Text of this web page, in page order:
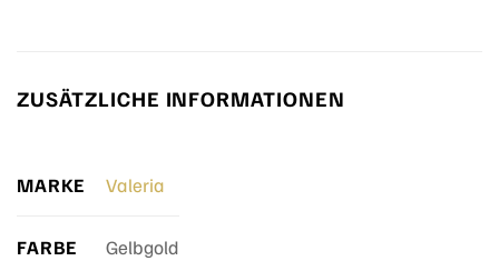
ZUSÄTZLICHE INFORMATIONEN
MARKE Valeria
FARBE Gelbgold